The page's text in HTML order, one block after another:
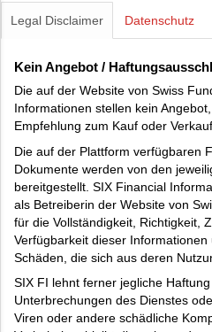
Legal Disclaimer Datenschutz
Kein Angebot /
Die auf der Website von Swiss
Informationen stellen kein
Empfehlung zum Kauf oder
Die auf der Plattform verfügbaren
Dokumente werden von den
bereitgestellt. SIX Financial
als Betreiberin der Website von
für die Vollständigkeit, Richtigkeit,
Verfügbarkeit dieser
Schäden, die sich aus deren
SIX FI lehnt ferner jegliche
Unterbrechungen des Dienstes
Viren oder andere schädliche